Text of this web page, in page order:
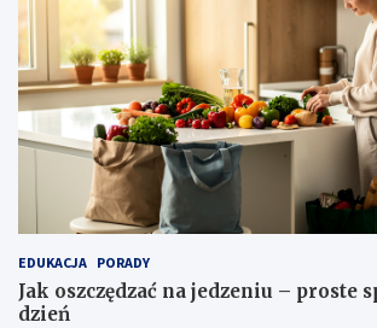
EDUKACJA PORADY
Jak oszczędzać na jedzeniu – proste
dzień